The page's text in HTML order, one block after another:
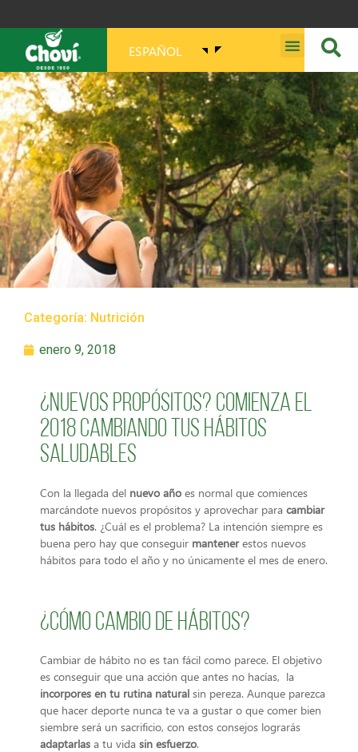
ESPAÑOL
Categoría: Nutrición
enero 9, 2018
¿Nuevos propósitos? Comienza el
2018 cambiando tus hábitos
saludables
Con la llegada del nuevo año es normal que comiences
marcándote nuevos propósitos y aprovechar para cambiar
tus hábitos. ¿Cuál es el problema? La intención siempre es
buena pero hay que conseguir mantenerestos nuevos
hábitos para todo el año y no únicamente el mes de enero.
¿Cómo cambio de hábitos?
Cambiar de hábito no es tan fácil como parece. El objetivo
es conseguir que una acción que antes no hacías, la
incorpores en tu rutina natural sin pereza. Aunque parezca
que hacer deporte nunca te va a gustar o que comer bien
siembre será un sacrificio, con estos consejos lograrás
adaptarlas a tu vida sin esfuerzo.